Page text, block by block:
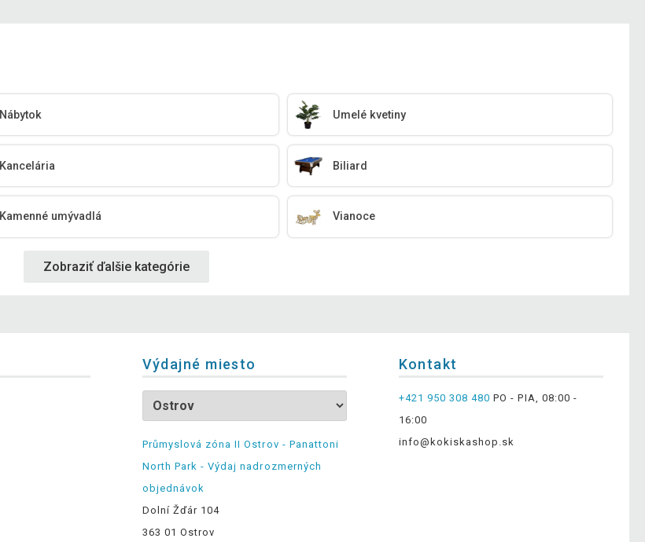
Nábytok Umelé kvetiny
Kancelária Biliard
Kamenné umývadlá Vianoce
Zobraziť ďalšie kategórie
Výdajné miesto
Průmyslová zóna II Ostrov - Panattoni
North Park - Výdaj nadrozmerných
objednávok
Dolní Žďár 104
363 01 Ostrov
Kontakt
+421 950 308 480 PO - PIA, 08:00 -
16:00
info@kokiskashop.sk